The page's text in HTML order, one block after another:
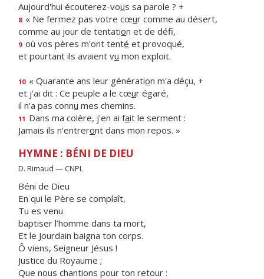
Aujourd'hui écouterez-vous sa parole ? +
8 « Ne fermez pas votre cœur comme au désert,
comme au jour de tentation et de défi,
9 où vos pères m'ont tenté et provoqué,
et pourtant ils avaient vu mon exploit.
10 « Quarante ans leur génération m'a déçu, +
et j'ai dit : Ce peuple a le cœur égaré,
il n'a pas connu mes chemins.
11 Dans ma colère, j'en ai fait le serment :
Jamais ils n'entreront dans mon repos. »
HYMNE : BÉNI DE DIEU
D. Rimaud — CNPL
Béni de Dieu
En qui le Père se complaît,
Tu es venu
baptiser l’homme dans ta mort,
Et le Jourdain baigna ton corps.
Ô viens, Seigneur Jésus !
Justice du Royaume ;
Que nous chantions pour ton retour :